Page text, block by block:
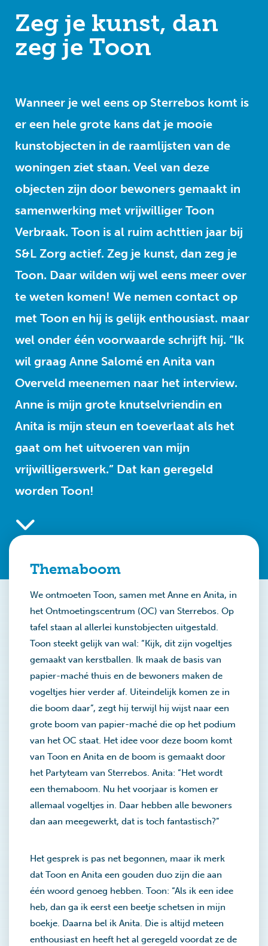
Zeg je kunst, dan
zeg je Toon
Wanneer je wel eens op Sterrebos komt is
er een hele grote kans dat je mooie
kunstobjecten in de raamlijsten van de
woningen ziet staan. Veel van deze
objecten zijn door bewoners gemaakt in
samenwerking met vrijwilliger Toon
Verbraak. Toon is al ruim achttien jaar bij
S&L Zorg actief. Zeg je kunst, dan zeg je
Toon. Daar wilden wij wel eens meer over
te weten komen! We nemen contact op
met Toon en hij is gelijk enthousiast. maar
wel onder één voorwaarde schrijft hij. “Ik
wil graag Anne Salomé en Anita van
Overveld meenemen naar het interview.
Anne is mijn grote knutselvriendin en
Anita is mijn steun en toeverlaat als het
gaat om het uitvoeren van mijn
vrijwilligerswerk.” Dat kan geregeld
worden Toon!
Themaboom
We ontmoeten Toon, samen met Anne en Anita, in
het Ontmoetingscentrum (OC) van Sterrebos. Op
tafel staan al allerlei kunstobjecten uitgestald.
Toon steekt gelijk van wal: “Kijk, dit zijn vogeltjes
gemaakt van kerstballen. Ik maak de basis van
papier-maché thuis en de bewoners maken de
vogeltjes hier verder af. Uiteindelijk komen ze in
die boom daar”, zegt hij terwijl hij wijst naar een
grote boom van papier-maché die op het podium
van het OC staat. Het idee voor deze boom komt
van Toon en Anita en de boom is gemaakt door
het Partyteam van Sterrebos. Anita: “Het wordt
een themaboom. Nu het voorjaar is komen er
allemaal vogeltjes in. Daar hebben alle bewoners
dan aan meegewerkt, dat is toch fantastisch?”
Het gesprek is pas net begonnen, maar ik merk
dat Toon en Anita een gouden duo zijn die aan
één woord genoeg hebben. Toon: “Als ik een idee
heb, dan ga ik eerst een beetje schetsen in mijn
boekje. Daarna bel ik Anita. Die is altijd meteen
enthousiast en heeft het al geregeld voordat ze de